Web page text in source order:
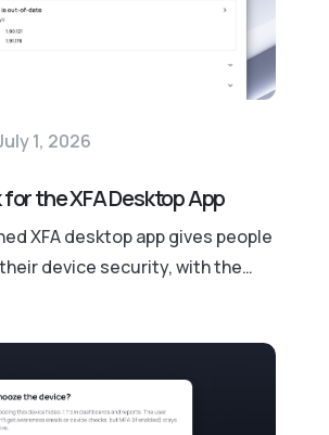
1, 2026
the XFA Desktop App
XFA desktop app gives people
device security, with the